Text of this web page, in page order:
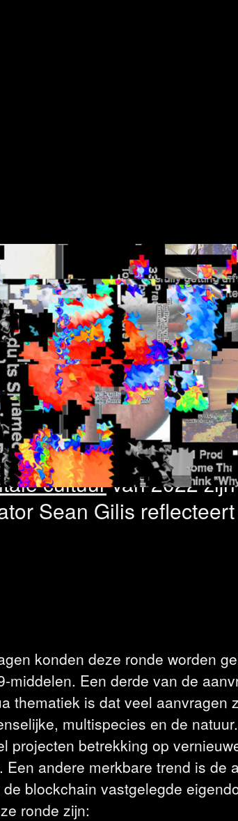
21 projecten geselecteerd
–
cultuurvan 2022
Sean Gilis
konden deze ronde worden
middelen. Een derde van de
thematiek is dat veel aanvragen
multispecies en de
projecten betrekking op
andere merkbare trend is de
de blockchain vastgelegde
ronde zijn: